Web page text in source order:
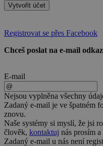
Vytvořit účet
Registrovat se přes Facebook
Chceš poslat na e-mail
E-mail
Nejsou vyplněna všechny
Zadaný e-mail je ve špatném
znovu.
Naše systémy si myslí, že jsi
člověk, kontaktuj nás prosím
Zadaný e-mail u nás není